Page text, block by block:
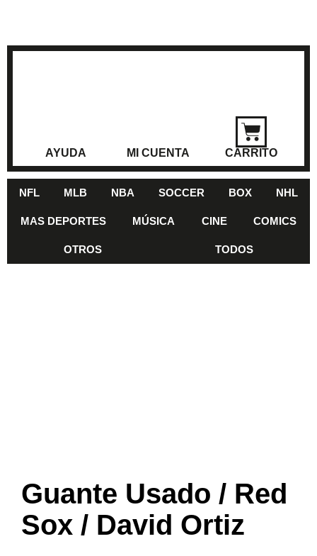
AYUDA MI CUENTA CARRITO
NFL MLB NBA SOCCER BOX NHL
MAS DEPORTES MÚSICA CINE COMICS
OTROS TODOS
Guante Usado / Red
Sox / David Ortiz